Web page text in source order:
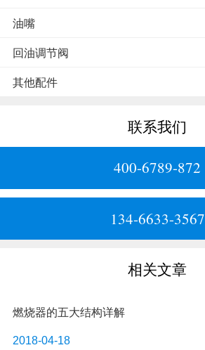
油嘴
回油调节阀
其他配件
联系我们
400-6789-872
134-6633-3567
相关文章
燃烧器的五大结构详解
2018-04-18